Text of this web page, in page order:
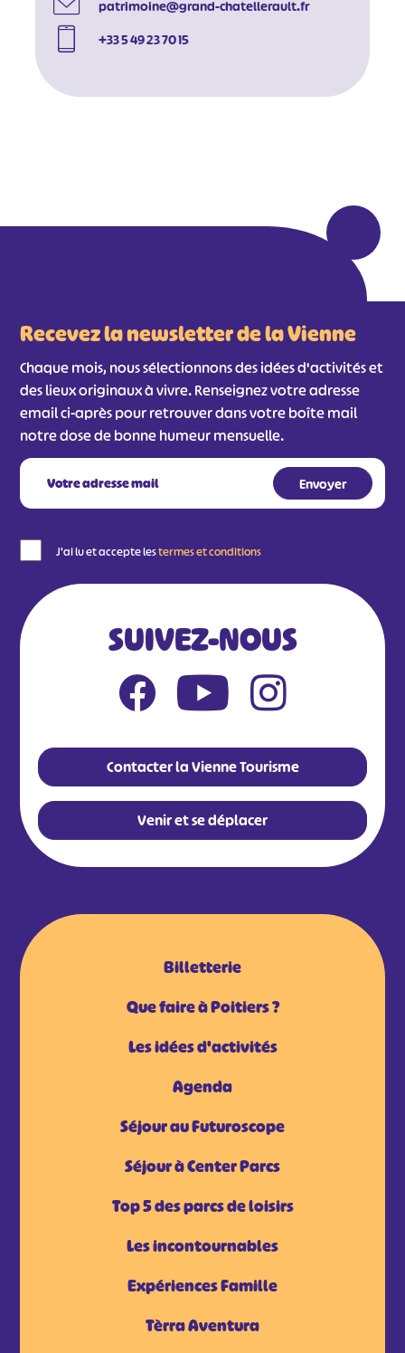
patrimoine@grand-chatellerault.fr
+33 5 49 23 70 15
Recevez la newsletter de la Vienne
Chaque mois, nous sélectionnons des idées d'activités et
des lieux originaux à vivre. Renseignez votre adresse
email ci-après pour retrouver dans votre boîte mail
notre dose de bonne humeur mensuelle.
J'ai lu et accepte lestermes et conditions
SUIVEZ-NOUS
Contacter la Vienne Tourisme
Venir et se déplacer
Billetterie
Que faire à Poitiers ?
Les idées d'activités
Agenda
Séjour au Futuroscope
Séjour à Center Parcs
Top 5 des parcs de loisirs
Les incontournables
Expériences Famille
Tèrra Aventura
#